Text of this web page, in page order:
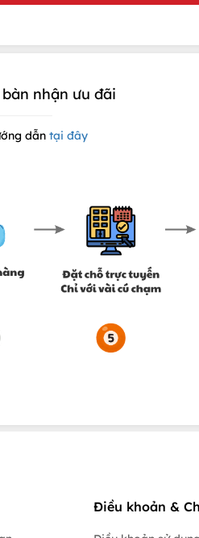
nhận ưu đãi
dẫn tại đây
Điều khoản &